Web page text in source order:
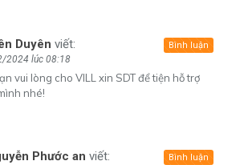
Duyên viết:
2024 lúc 08:18
vui lòng cho VILL xin SDT để tiện hỗ trợ
nhé!
Bình luận
Phước an viết: Bình luận